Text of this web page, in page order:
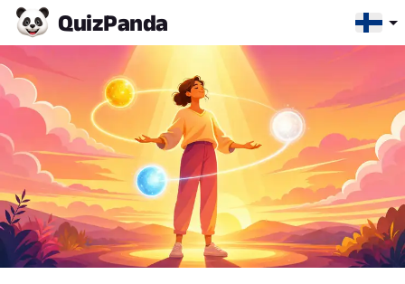
QuizPanda